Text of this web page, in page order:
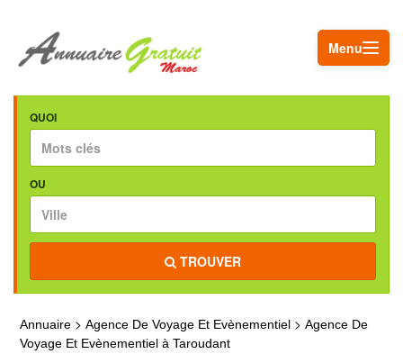
Menu
QUOI
OU
TROUVER
Annuaire > Agence De Voyage Et Evènementiel > Agence De
Voyage Et Evènementiel à Taroudant